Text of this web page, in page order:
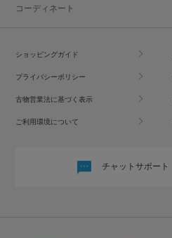
コーディネート
ショッピングガイド
プライバシーポリシー
古物営業法に基づく表示
ご利用環境について
チャットサポート